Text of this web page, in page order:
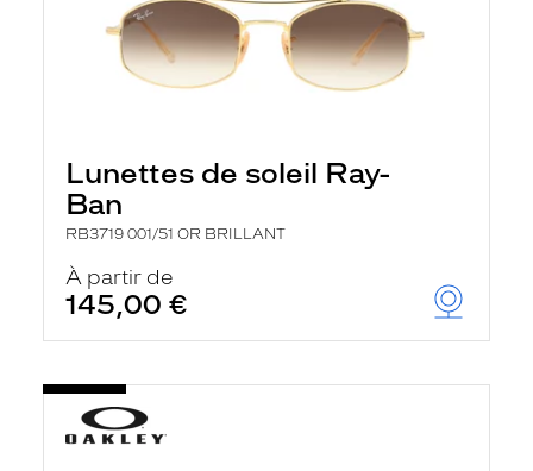
Lunettes de soleil Ray-
Ban
RB3719 001/51 OR BRILLANT
À partir de
145,00 €